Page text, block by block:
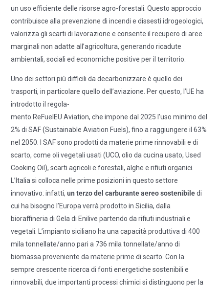
un uso efficiente delle risorse agro-forestali. Questo approccio
contribuisce alla prevenzione di incendi e dissesti idrogeologici,
valorizza gli scarti di lavorazione e consente il recupero di aree
marginali non adatte all’agricoltura, generando ricadute
ambientali, sociali ed economiche positive per il territorio.
Uno dei settori più difficili da decarbonizzare è quello dei
trasporti, in particolare quello dell’aviazione. Per questo, l’UE ha
introdotto il regola-
mento ReFuelEU Aviation, che impone dal 2025 l’uso minimo del
2% di SAF (Sustainable Aviation Fuels), fino a raggiungere il 63%
nel 2050. I SAF sono prodotti da materie prime rinnovabili e di
scarto, come oli vegetali usati (UCO, olio da cucina usato, Used
Cooking Oil), scarti agricoli e forestali, alghe e rifiuti organici.
L’Italia si colloca nelle prime posizioni in questo settore
innovativo: infatti,un terzo del carburante aereo sostenibiledi
cui ha bisogno l’Europa verrà prodotto in Sicilia, dalla
bioraffineria di Gela di Enilive partendo da rifiuti industriali e
vegetali. L’impianto siciliano ha una capacità produttiva di 400
mila tonnellate/anno pari a 736 mila tonnellate/anno di
biomassa proveniente da materie prime di scarto. Con la
sempre crescente ricerca di fonti energetiche sostenibili e
rinnovabili, due importanti processi chimici si distinguono per la